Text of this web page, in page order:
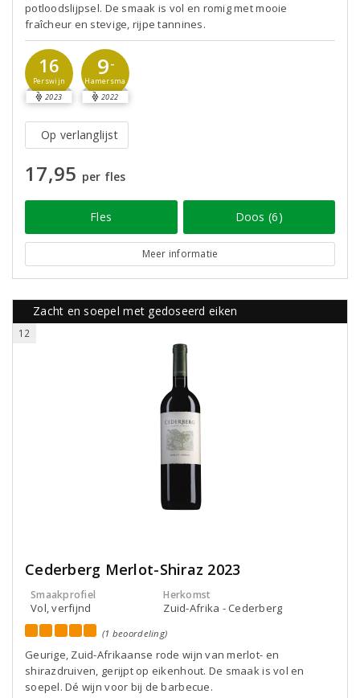
potloodslijpsel. De smaak is vol en romig met mooie
fraîcheur en stevige, rijpe tannines.
16
Perswijn
2023
9-
Hamersma
2022
Op verlanglijst
17,95 per fles
Fles Doos (6)
Meer informatie
Zacht en soepel met gedoseerd eiken
12
Cederberg Merlot-Shiraz 2023
Smaakprofiel
Vol, verfijnd
Herkomst
Zuid-Afrika - Cederberg
(1 beoordeling)
Geurige, Zuid-Afrikaanse rode wijn van merlot- en
shirazdruiven, gerijpt op eikenhout. De smaak is vol en
soepel. Dé wijn voor bij de barbecue.